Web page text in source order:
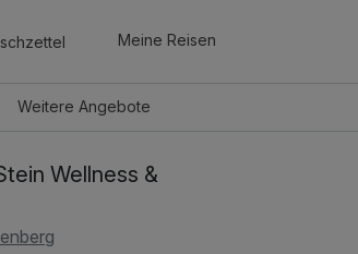
Meine Reisen
WeitereAngebote
Wellness &